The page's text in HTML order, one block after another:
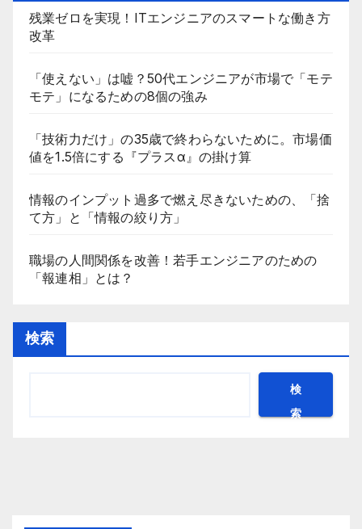
残業ゼロを実現！ITエンジニアのスマートな働き方
改革
「使えない」は嘘？50代エンジニアが市場で「モテ
モテ」になるための8個の強み
「技術力だけ」の35歳で終わらないために。市場価
値を1.5倍にする『プラスα』の掛け算
情報のインプット過多で燃え尽きないための、「捨
て方」と「情報の絞り方」
職場の人間関係を改善！若手エンジニアのための
「報連相」とは？
検索
検
索